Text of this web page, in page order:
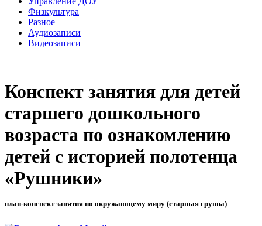
Физкультура
Разное
Аудиозаписи
Видеозаписи
Конспект занятия для детей
старшего дошкольного
возраста по ознакомлению
детей с историей полотенца
«Рушники»
план-конспект занятия по окружающему миру (старшая группа)